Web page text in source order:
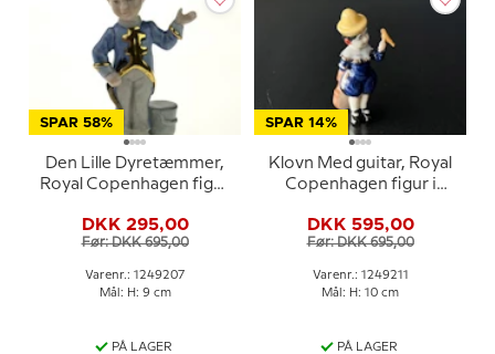
SPAR 58%
Den Lille Dyretæmmer,
Royal Copenhagen figur
figurer
DKK 295,00
Før: DKK 695,00
Varenr.: 1249207
Mål: H: 9 cm
PÅ LAGER
SPAR 14%
Klovn Med guitar, Royal
Copenhagen figur i
figurer
DKK 595,00
Før: DKK 695,00
Varenr.: 1249211
Mål: H: 10 cm
PÅ LAGER